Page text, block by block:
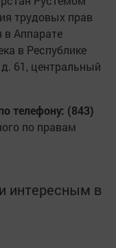
трудовых прав
в Аппарате
в Республике
61, центральный
телефону: (843)
по правам
интересным в